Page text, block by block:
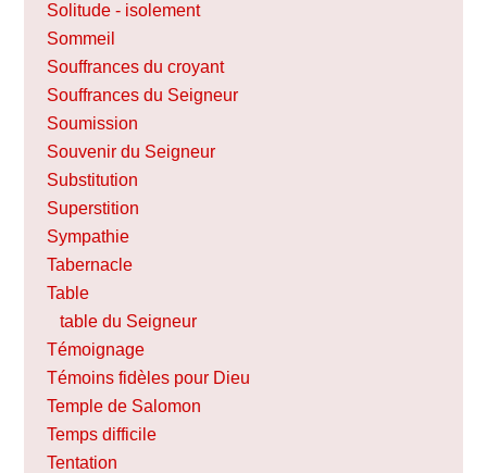
Solitude - isolement
Sommeil
Souffrances du croyant
Souffrances du Seigneur
Soumission
Souvenir du Seigneur
Substitution
Superstition
Sympathie
Tabernacle
Table
table du Seigneur
Témoignage
Témoins fidèles pour Dieu
Temple de Salomon
Temps difficile
Tentation